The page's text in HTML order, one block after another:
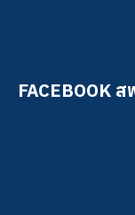
FACEBOOK